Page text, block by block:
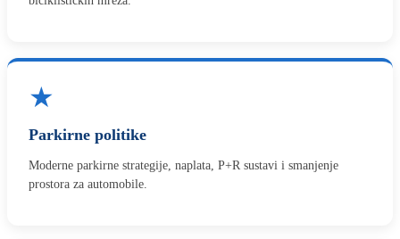
★
Parkirne politike
Moderne parkirne strategije, naplata, P+R sustavi i smanjenje
prostora za automobile.